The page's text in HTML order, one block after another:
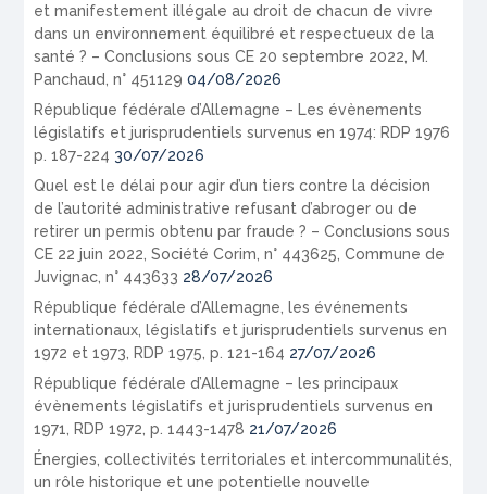
et manifestement illégale au droit de chacun de vivre
dans un environnement équilibré et respectueux de la
santé ? – Conclusions sous CE 20 septembre 2022, M.
Panchaud, n° 451129 04/08/2026
République fédérale d’Allemagne – Les évènements
législatifs et jurisprudentiels survenus en 1974: RDP 1976
p. 187-224 30/07/2026
Quel est le délai pour agir d’un tiers contre la décision
de l’autorité administrative refusant d’abroger ou de
retirer un permis obtenu par fraude ? – Conclusions sous
CE 22 juin 2022, Société Corim, n° 443625, Commune de
Juvignac, n° 443633 28/07/2026
République fédérale d’Allemagne, les événements
internationaux, législatifs et jurisprudentiels survenus en
1972 et 1973, RDP 1975, p. 121-164 27/07/2026
République fédérale d’Allemagne – les principaux
évènements législatifs et jurisprudentiels survenus en
1971, RDP 1972, p. 1443-1478 21/07/2026
Énergies, collectivités territoriales et intercommunalités,
un rôle historique et une potentielle nouvelle